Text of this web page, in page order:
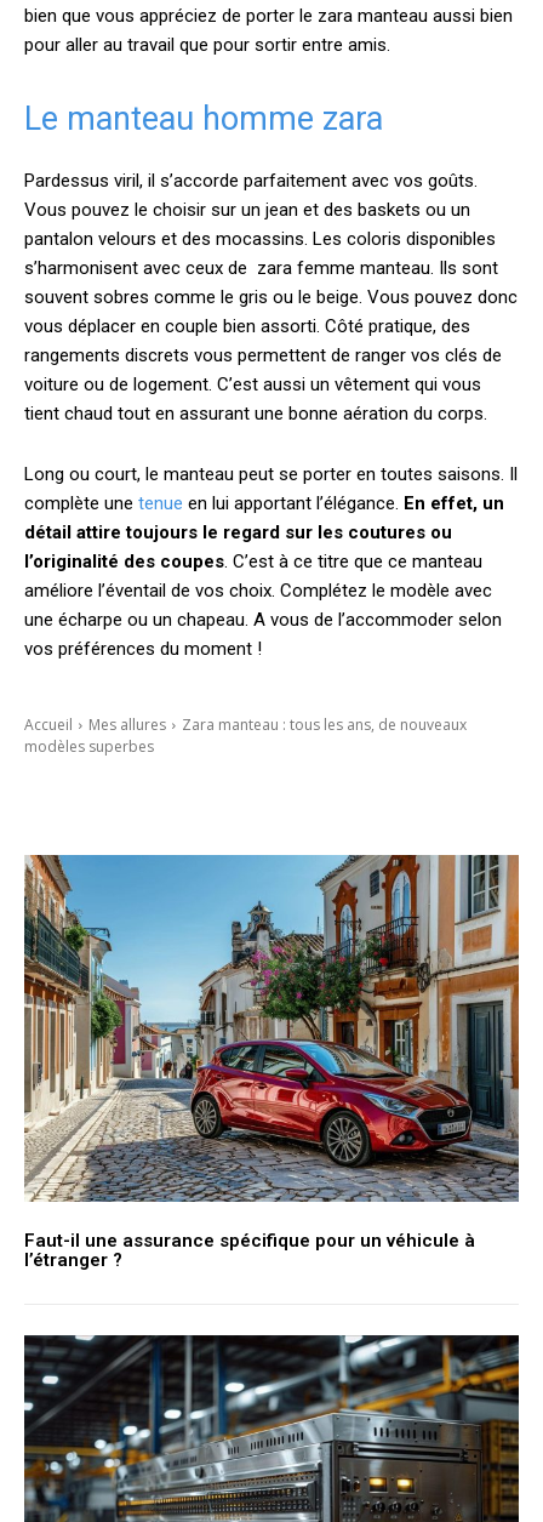
bien que vous appréciez de porter le zara manteau aussi bien
pour aller au travail que pour sortir entre amis.
Le manteau homme zara
Pardessus viril, il s’accorde parfaitement avec vos goûts.
Vous pouvez le choisir sur un jean et des baskets ou un
pantalon velours et des mocassins. Les coloris disponibles
s’harmonisent avec ceux de zara femme manteau. Ils sont
souvent sobres comme le gris ou le beige. Vous pouvez donc
vous déplacer en couple bien assorti. Côté pratique, des
rangements discrets vous permettent de ranger vos clés de
voiture ou de logement. C’est aussi un vêtement qui vous
tient chaud tout en assurant une bonne aération du corps.
Long ou court, le manteau peut se porter en toutes saisons. Il
complète une tenue en lui apportant l’élégance. En effet, un
détail attire toujours le regard sur les coutures ou
l’originalité des coupes. C’est à ce titre que ce manteau
améliore l’éventail de vos choix. Complétez le modèle avec
une écharpe ou un chapeau. A vous de l’accommoder selon
vos préférences du moment !
Accueil Mes allures
Zara manteau : tous les ans, de nouveaux
modèles superbes
Faut-il une assurance spécifique pour un véhicule à
l’étranger ?